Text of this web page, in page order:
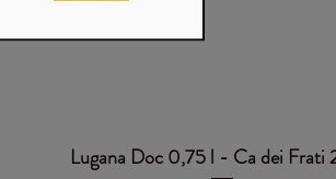
Rychlý náhled
Lugana Doc 0,75 l - Ca dei Frati